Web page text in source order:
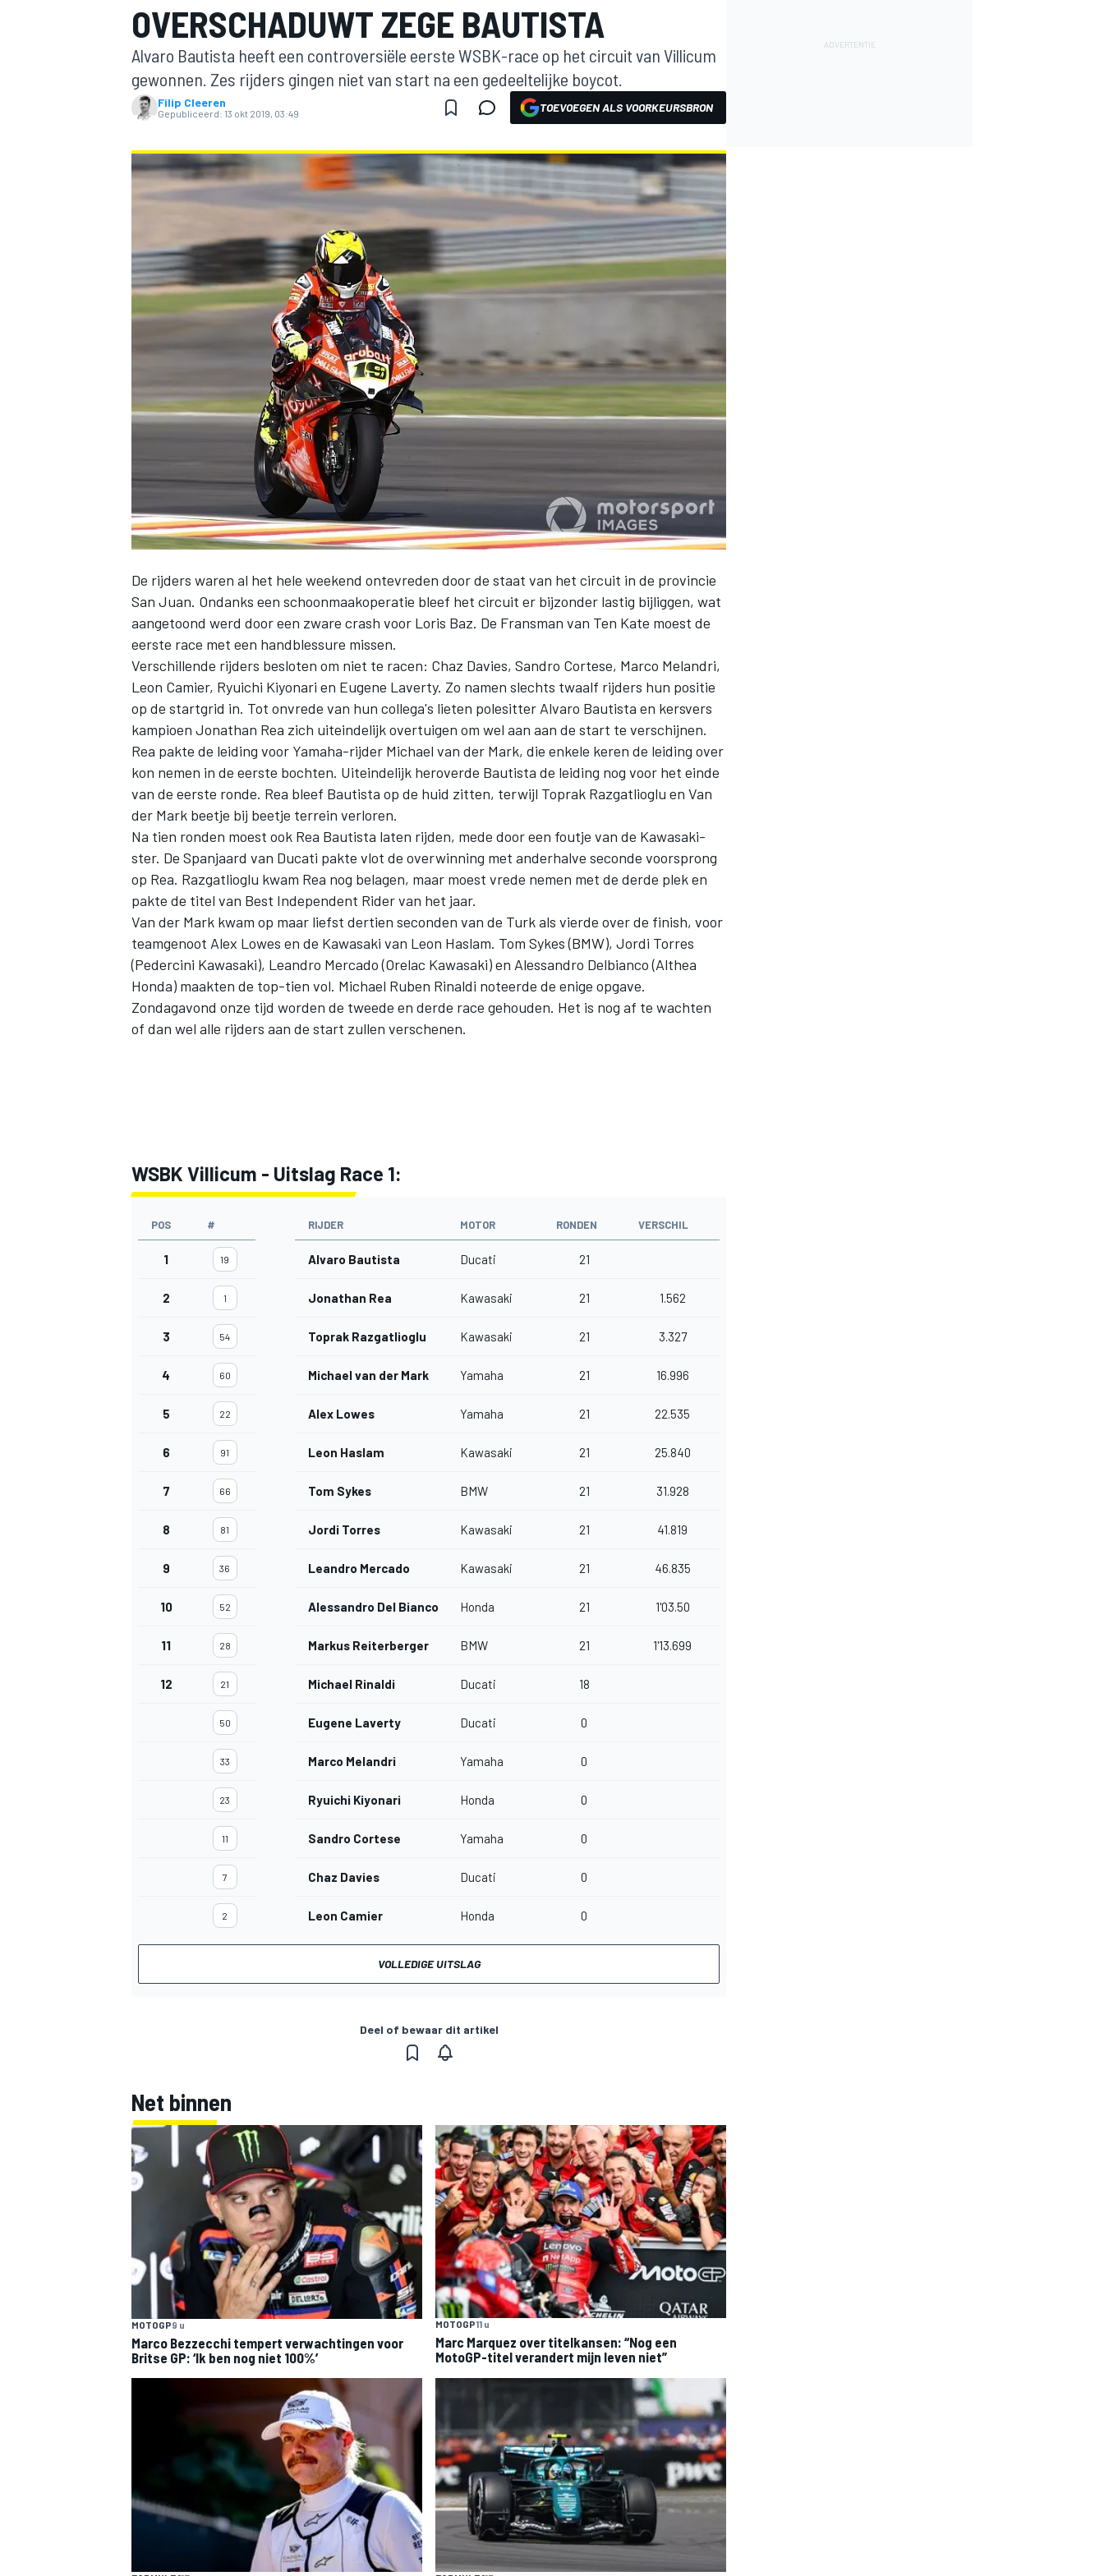
MOTOGP
WEC
MEER RACEKLASSEN
OVERSCHADUWT ZEGE BAUTISTA
Alvaro Bautista heeft een controversiële eerste WSBK-race op het circuit van Villicum
gewonnen. Zes rijders gingen niet van start na een gedeeltelijke boycot.
Filip Cleeren
Gepubliceerd: 13 okt 2019, 03:49 TOEVOEGEN ALS VOORKEURSBRON
De rijders waren al het hele weekend ontevreden door de staat van het circuit in de provincie
San Juan. Ondanks een schoonmaakoperatie bleef het circuit er bijzonder lastig bijliggen, wat
aangetoond werd door een zware crash voor Loris Baz. De Fransman van Ten Kate moest de
eerste race met een handblessure missen.
Verschillende rijders besloten om niet te racen: Chaz Davies, Sandro Cortese, Marco Melandri,
Leon Camier, Ryuichi Kiyonari en Eugene Laverty. Zo namen slechts twaalf rijders hun positie
op de startgrid in. Tot onvrede van hun collega's lieten polesitter Alvaro Bautista en kersvers
kampioen Jonathan Rea zich uiteindelijk overtuigen om wel aan aan de start te verschijnen.
Rea pakte de leiding voor Yamaha-rijder Michael van der Mark, die enkele keren de leiding over
kon nemen in de eerste bochten. Uiteindelijk heroverde Bautista de leiding nog voor het einde
van de eerste ronde. Rea bleef Bautista op de huid zitten, terwijl Toprak Razgatlioglu en Van
der Mark beetje bij beetje terrein verloren.
Na tien ronden moest ook Rea Bautista laten rijden, mede door een foutje van de Kawasaki-
ster. De Spanjaard van Ducati pakte vlot de overwinning met anderhalve seconde voorsprong
op Rea. Razgatlioglu kwam Rea nog belagen, maar moest vrede nemen met de derde plek en
pakte de titel van Best Independent Rider van het jaar.
Van der Mark kwam op maar liefst dertien seconden van de Turk als vierde over de finish, voor
teamgenoot Alex Lowes en de Kawasaki van Leon Haslam. Tom Sykes (BMW), Jordi Torres
(Pedercini Kawasaki), Leandro Mercado (Orelac Kawasaki) en Alessandro Delbianco (Althea
Honda) maakten de top-tien vol. Michael Ruben Rinaldi noteerde de enige opgave.
Zondagavond onze tijd worden de tweede en derde race gehouden. Het is nog af te wachten
of dan wel alle rijders aan de start zullen verschenen.
WSBK Villicum - Uitslag Race 1:
POS # RIJDER MOTOR RONDEN VERSCHIL
1 19 Alvaro Bautista Ducati 21
2 1 Jonathan Rea Kawasaki 21 1.562
3 54 Toprak Razgatlioglu Kawasaki 21 3.327
4 60 Michael van der Mark Yamaha 21 16.996
5 22 Alex Lowes Yamaha 21 22.535
6 91 Leon Haslam Kawasaki 21 25.840
7 66 Tom Sykes BMW 21 31.928
8 81 Jordi Torres Kawasaki 21 41.819
9 36 Leandro Mercado Kawasaki 21 46.835
10 52 Alessandro Del Bianco Honda 21 1'03.50
11 28 Markus Reiterberger BMW 21 1'13.699
12 21 Michael Rinaldi Ducati 18
50 Eugene Laverty Ducati 0
33 Marco Melandri Yamaha 0
23 Ryuichi Kiyonari Honda 0
11 Sandro Cortese Yamaha 0
7 Chaz Davies Ducati 0
2 Leon Camier Honda 0
VOLLEDIGE UITSLAG
Deel of bewaar dit artikel
Net binnen
MOTOGP9 u
Marco Bezzecchi tempert verwachtingen voor
Britse GP: ‘Ik ben nog niet 100%’
MOTOGP11 u
Marc Marquez over titelkansen: “Nog een
MotoGP-titel verandert mijn leven niet”